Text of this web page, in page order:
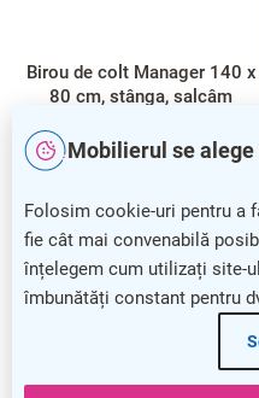
Mobilierul se
Folosim cookie-uri pentru a
fie cât mai convenabilă
înțelegem cum utilizați site-
îmbunătăți constant pentru
Birou de colt Manager 140 x
80 cm, stânga, salcâm